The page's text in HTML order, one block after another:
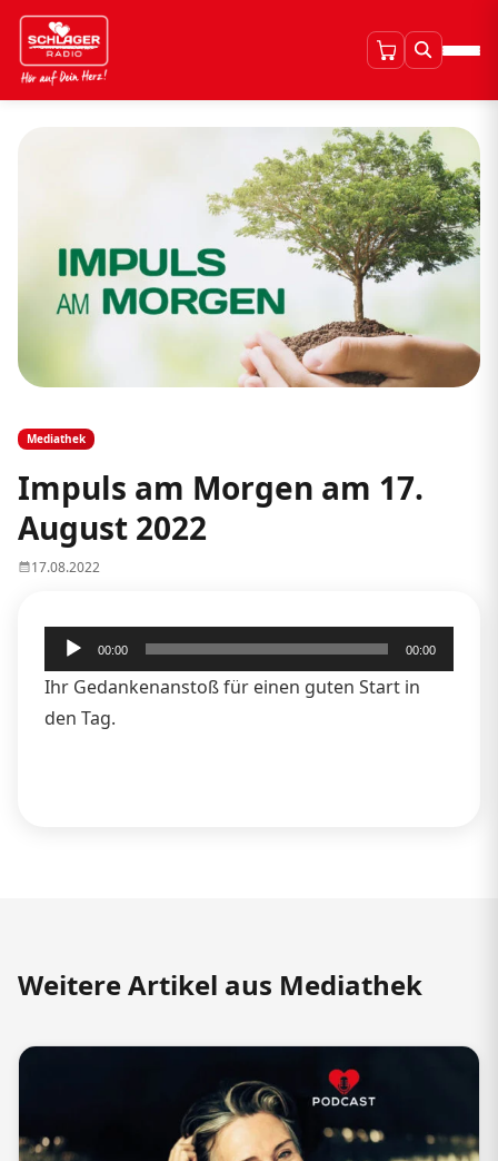
Mediathek
Impuls am Morgen am 17.
August 2022
17.08.2022
Audio-
Player
00:00 00:00
Ihr Gedankenanstoß für einen guten Start in
den Tag.
Weitere Artikel aus Mediathek